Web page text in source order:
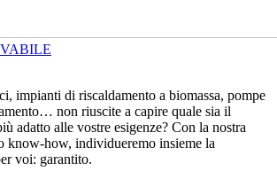
impianti di riscaldamento a biomassa, pompe
non riuscite a capire quale sia il
adatto alle vostre esigenze? Con la nostra
know-how, individueremo insieme la
voi: garantito.